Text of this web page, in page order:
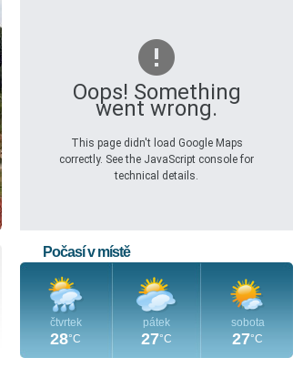
Oops! Something
went wrong.
This page didn't load Google Maps
correctly. See the JavaScript console for
technical details.
Počasí v místě
čtvrtek
28°C
pátek
27°C
sobota
27°C